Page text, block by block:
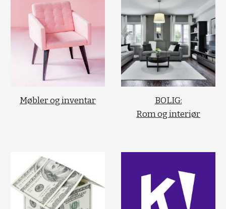
Møbler og inventar
BOLIG:
Rom og interiør